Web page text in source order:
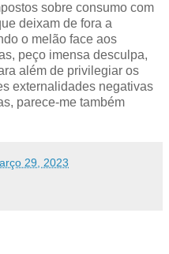
sobre consumo com
deixam de fora a
o melão face aos
peço imensa desculpa,
além de privilegiar os
externalidades negativas
parece-me também
29, 2023